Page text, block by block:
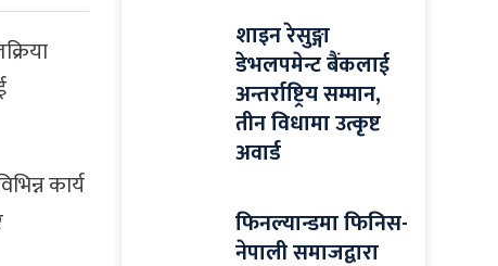
कार्य
शाइन रेसुङ्गा
डेभलपमेन्ट बैंकलाई
अन्तर्राष्ट्रिय सम्मान,
तीन विधामा उत्कृष्ट
अवार्ड
फिनल्यान्डमा फिनिस-
नेपाली समाजद्वारा